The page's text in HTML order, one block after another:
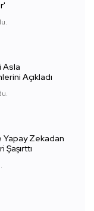
Asla
Açıkladı
Yapay Zekadan